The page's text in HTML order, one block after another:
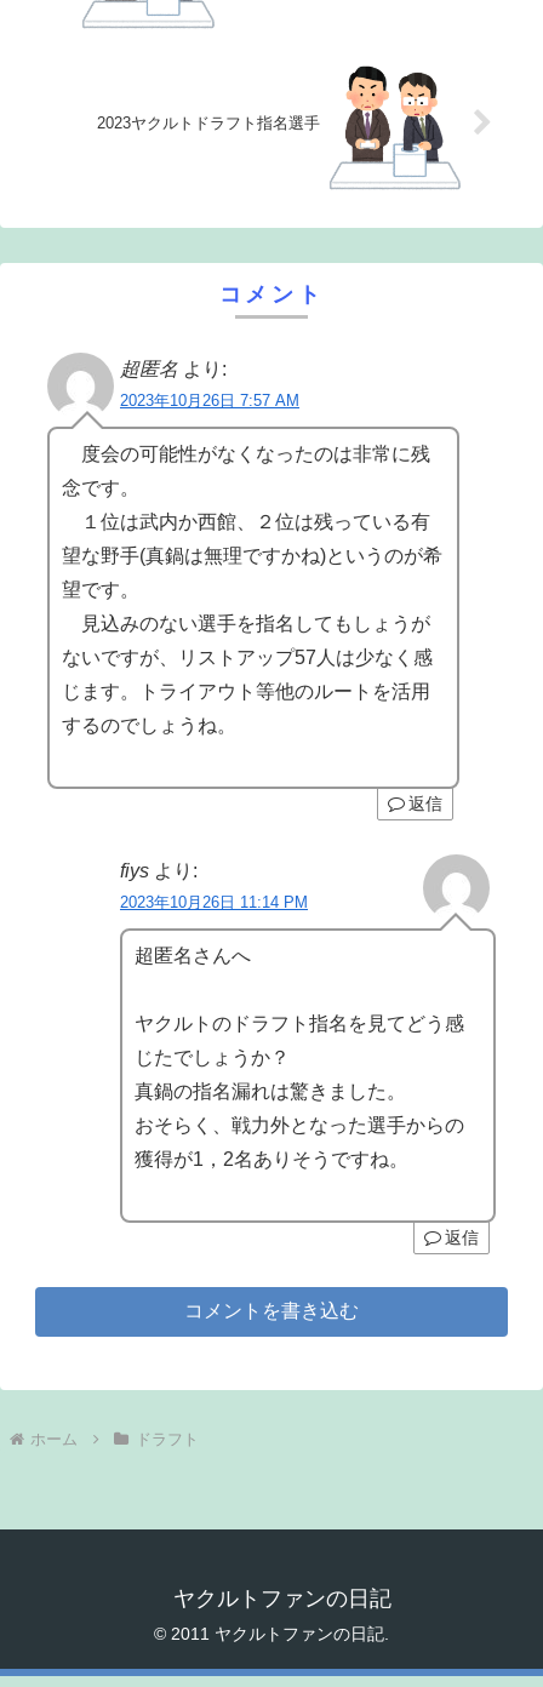
2023ヤクルトドラフト指名選手
コメント
超匿名 より:
2023年10月26日 7:57 AM
度会の可能性がなくなったのは非常に残
念です。
１位は武内か西館、２位は残っている有
望な野手(真鍋は無理ですかね)というのが希
望です。
見込みのない選手を指名してもしょうが
ないですが、リストアップ57人は少なく感
じます。トライアウト等他のルートを活用
するのでしょうね。
返信
fiys より:
2023年10月26日 11:14 PM
超匿名さんへ
ヤクルトのドラフト指名を見てどう感
じたでしょうか？
真鍋の指名漏れは驚きました。
おそらく、戦力外となった選手からの
獲得が1，2名ありそうですね。
返信
コメントを書き込む
ホーム ドラフト
ヤクルトファンの日記
© 2011 ヤクルトファンの日記.